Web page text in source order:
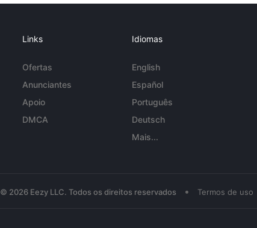
Links
Ofertas
Anunciantes
Apoio
DMCA
Idiomas
English
Español
Português
Deutsch
Mais...
© 2026 Eezy LLC. Todos os direitos reservados • Termos de uso